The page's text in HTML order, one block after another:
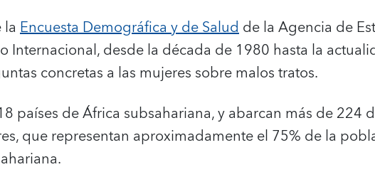
Encuesta Demográfica y de Saludde la Agencia de
Internacional, desde la década de 1980 hasta la
concretas a las mujeres sobre malos tratos.
países de África subsahariana, y abarcan más de 224
que representan aproximadamente el 75% de la